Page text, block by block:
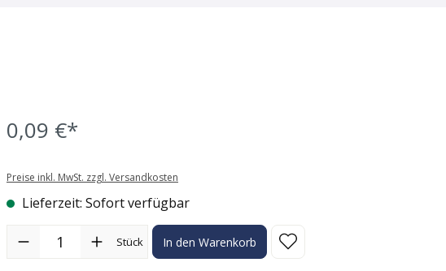
0,09 €*
Preise inkl. MwSt. zzgl. Versandkosten
Lieferzeit: Sofort verfügbar
Produkt Anzahl: Gib den gewünschten Wert ein oder benutze die
Stück In den Warenkorb